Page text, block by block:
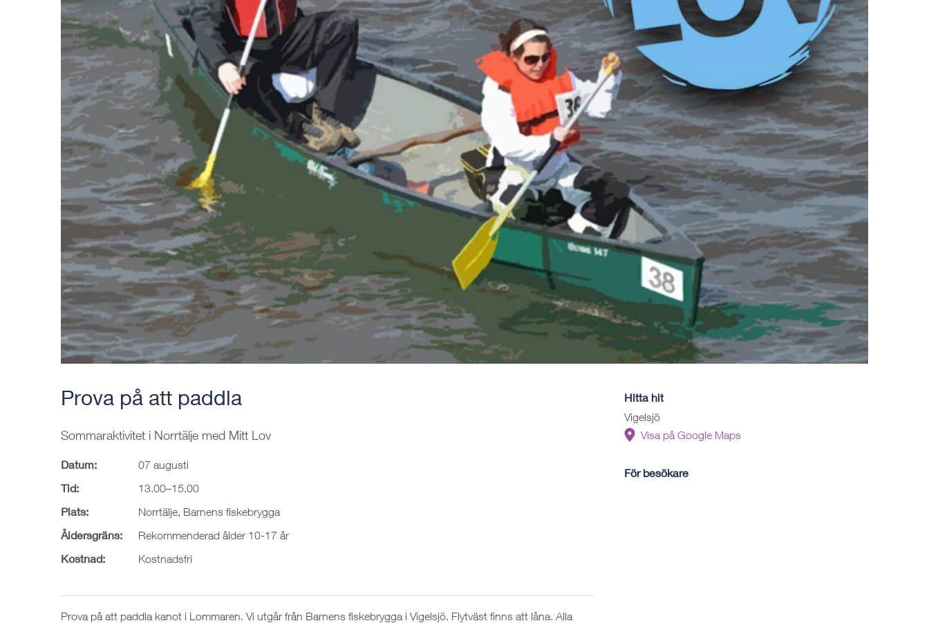
Prova på att paddla
Sommaraktivitet i Norrtälje med Mitt Lov
Datum: 07 augusti
Tid: 13.00–15.00
Plats: Norrtälje, Barnens fiskebrygga
Åldersgräns: Rekommenderad ålder 10-17 år
Kostnad: Kostnadsfri
Prova på att paddla kanot i Lommaren. Vi utgår från Barnens fiskebrygga i Vigelsjö. Flytväst finns att låna. Alla
Hitta hit
Vigelsjö
Visa på Google Maps
För besökare